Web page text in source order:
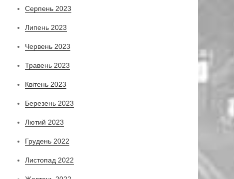
Серпень 2023
Липень 2023
Червень 2023
Травень 2023
Квітень 2023
Березень 2023
Лютий 2023
Грудень 2022
Листопад 2022